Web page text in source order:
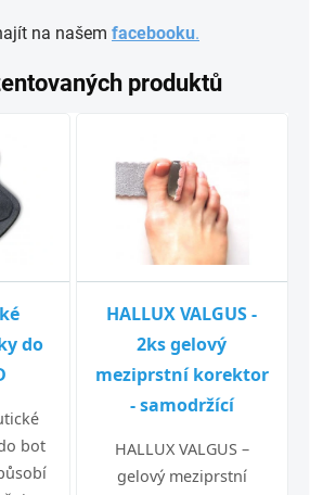
na našem facebooku.
produktů